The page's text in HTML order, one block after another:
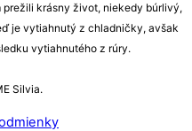
prežili krásny život, niekedy búrlivý,
je vytiahnutý z chladničky, avšak
vytiahnutého z rúry.
Silvia.